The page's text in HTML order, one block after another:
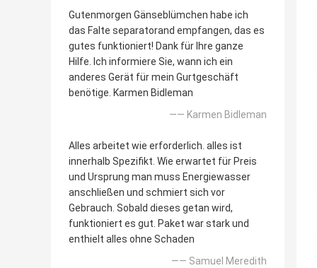
Gutenmorgen Gänseblümchen habe ich
das Falte separatorand empfangen, das es
gutes funktioniert! Dank für Ihre ganze
Hilfe. Ich informiere Sie, wann ich ein
anderes Gerät für mein Gurtgeschäft
benötige. Karmen Bidleman
—— Karmen Bidleman
Alles arbeitet wie erforderlich. alles ist
innerhalb Spezifikt. Wie erwartet für Preis
und Ursprung man muss Energiewasser
anschließen und schmiert sich vor
Gebrauch. Sobald dieses getan wird,
funktioniert es gut. Paket war stark und
enthielt alles ohne Schaden
—— Samuel Meredith